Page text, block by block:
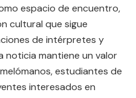
espacio de encuentro,
cultural que sigue
de intérpretes y
noticia mantiene un valor
estudiantes de
interesados en